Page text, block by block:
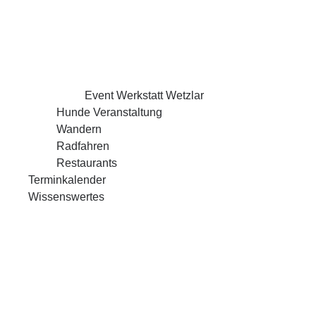
Event Werkstatt Wetzlar
Hunde Veranstaltung
Wandern
Radfahren
Restaurants
Terminkalender
Wissenswertes